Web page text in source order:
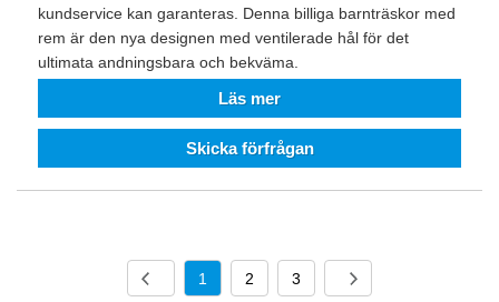
kundservice kan garanteras. Denna billiga barnträskor med
rem är den nya designen med ventilerade hål för det
ultimata andningsbara och bekväma.
Läs mer
Skicka förfrågan
1 2 3